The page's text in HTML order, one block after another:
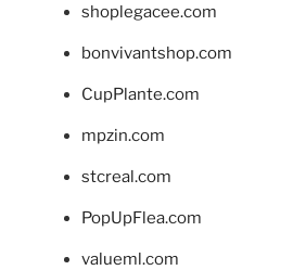
shoplegacee.com
bonvivantshop.com
CupPlante.com
mpzin.com
stcreal.com
PopUpFlea.com
valueml.com